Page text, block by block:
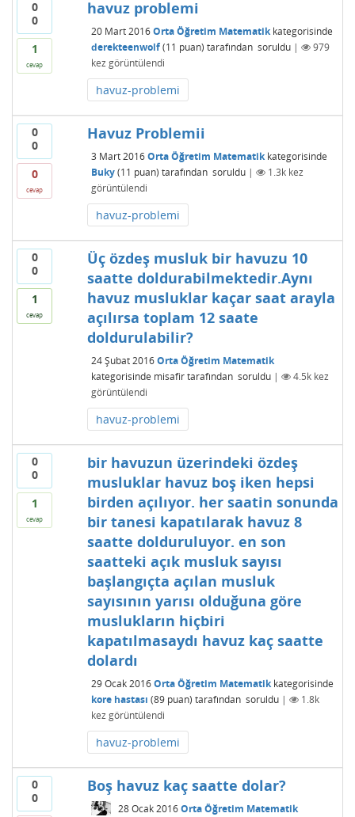
0
0
1
cevap
havuz problemi
20 Mart 2016 Orta Öğretim Matematikkategorisinde
derekteenwolf (11 puan) tarafından soruldu |
979
kez görüntülendi
havuz-problemi
0
0
0
cevap
Havuz Problemii
3 Mart 2016 Orta Öğretim Matematikkategorisinde
Buky (11 puan) tarafından soruldu | 1.3kkez
görüntülendi
havuz-problemi
0
0
1
cevap
Üç özdeş musluk bir havuzu 10
saatte doldurabilmektedir.Aynı
havuz musluklar kaçar saat arayla
açılırsa toplam 12 saate
doldurulabilir?
24 Şubat 2016 Orta Öğretim Matematik
kategorisinde misafir tarafından soruldu | 4.5kkez
görüntülendi
havuz-problemi
0
0
1
cevap
bir havuzun üzerindeki özdeş
musluklar havuz boş iken hepsi
birden açılıyor. her saatin sonunda
bir tanesi kapatılarak havuz 8
saatte dolduruluyor. en son
saatteki açık musluk sayısı
başlangıçta açılan musluk
sayısının yarısı olduğuna göre
muslukların hiçbiri
kapatılmasaydı havuz kaç saatte
dolardı
29 Ocak 2016 Orta Öğretim Matematikkategorisinde
kore hastası (89puan) tarafından soruldu |
1.8k
kez görüntülendi
havuz-problemi
0
0
Boş havuz kaç saatte dolar?
28 Ocak 2016 Orta Öğretim Matematik